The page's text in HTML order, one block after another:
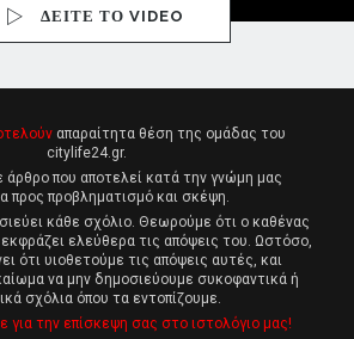
ΔΕΙΤΕ ΤΟ VIDEO
απαραίτητα θέση της ομάδας του
citylife24.gr.
που αποτελεί κατά την γνώμη μας
προς προβληματισμό και σκέψη.
κάθε σχόλιο. Θεωρούμε ότι ο καθένας
ελεύθερα τις απόψεις του. Ωστόσο,
ότι υιοθετούμε τις απόψεις αυτές, και
να μην δημοσιεύουμε συκοφαντικά ή
σχόλια όπου τα εντοπίζουμε.
για την επίσκεψη σας στο ιστολόγιο μας!